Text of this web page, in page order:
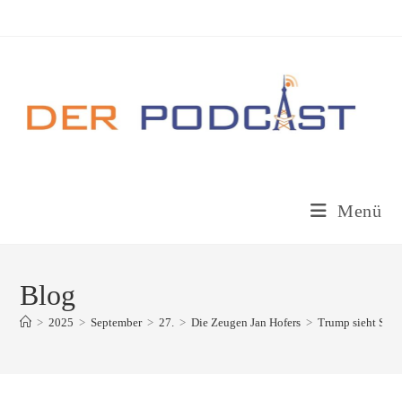
Menü
Blog
> 2025 > September > 27. > Die Zeugen Jan Hofers > Trump sieht